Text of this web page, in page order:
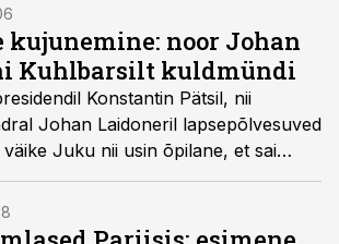
kujunemine: noor Johan
Kuhlbarsilt kuldmündi
Konstantin Pätsil, nii
Johan Laidoneril lapsepõlvesuved
Juku nii usin õpilane, et sai
pildiga kuldse mündi.